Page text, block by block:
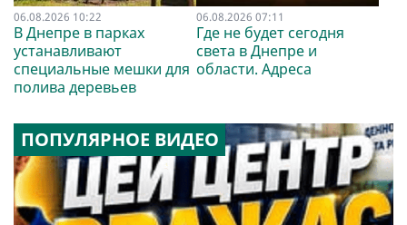
06.08.2026 10:22
В Днепре в парках
устанавливают
специальные мешки для
полива деревьев
06.08.2026 07:11
Где не будет сегодня
света в Днепре и
области. Адреса
ПОПУЛЯРНОЕ ВИДЕО